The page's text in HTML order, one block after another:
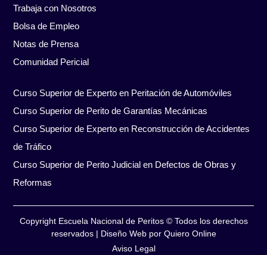
Trabaja con Nosotros
Bolsa de Empleo
Notas de Prensa
Comunidad Pericial
Curso Superior de Experto en Peritación de Automóviles
Curso Superior de Perito de Garantías Mecánicas
Curso Superior de Experto en Reconstrucción de Accidentes
de Tráfico
Curso Superior de Perito Judicial en Defectos de Obras y
Reformas
Copyright Escuela Nacional de Peritos © Todos los derechos
reservados | Diseño Web por Quiero Online
Aviso Legal